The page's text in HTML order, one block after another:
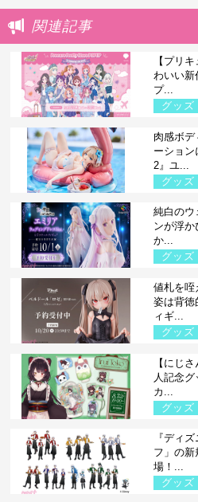
関連記事
【プリ
わいい新
プ...
グッズ
肉感ボデ
ーション
2』ユ...
グッズ
純白のウ
ンが浮
か...
グッズ
値札を咥
姿は背
ィギ...
グッズ
【にじ
人記念
カ...
グッズ
『ディ
フ」の
場！...
グッズ